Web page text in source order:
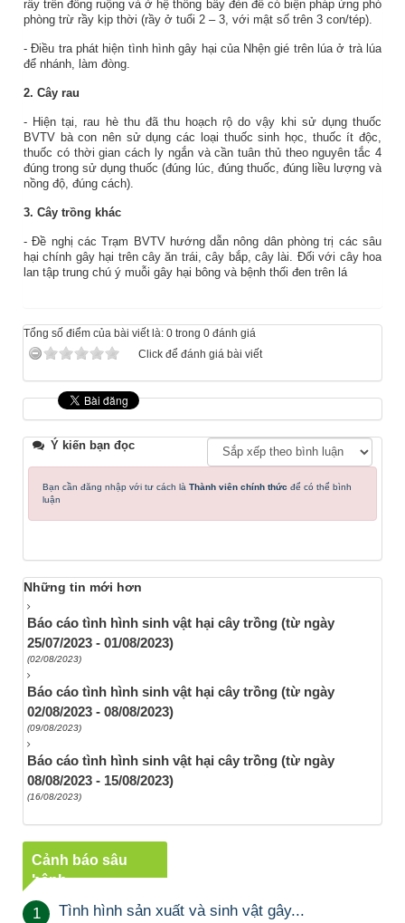
rầy trên đồng ruộng và ở hệ thống bẫy đèn để có biện pháp ứng phó
phòng trừ rầy kịp thời (rầy ở tuổi 2 – 3, với mật số trên 3 con/tép).
- Điều tra phát hiện tình hình gây hại của Nhện gié trên lúa ở trà lúa
để nhánh, làm đòng.
2. Cây rau
- Hiện tại, rau hè thu đã thu hoạch rộ do vậy khi sử dụng thuốc
BVTV bà con nên sử dụng các loại thuốc sinh học, thuốc ít độc,
thuốc có thời gian cách ly ngắn và cần tuân thủ theo nguyên tắc 4
đúng trong sử dụng thuốc (đúng lúc, đúng thuốc, đúng liều lượng và
nồng độ, đúng cách).
3. Cây trồng khác
- Đề nghị các Trạm BVTV hướng dẫn nông dân phòng trị các sâu
hại chính gây hại trên cây ăn trái, cây bắp, cây lài. Đối với cây hoa
lan tập trung chú ý muỗi gây hại bông và bệnh thối đen trên lá
Tổng số điểm của bài viết là: 0 trong 0 đánh giá
Click để đánh giá bài viết
Ý kiến bạn đọc
Bạn cần đăng nhập với tư cách là Thành viên chính thức để có thể bình
luận
Những tin mới hơn
Báo cáo tình hình sinh vật hại cây trồng (từ ngày
25/07/2023 - 01/08/2023)
(02/08/2023)
Báo cáo tình hình sinh vật hại cây trồng (từ ngày
02/08/2023 - 08/08/2023)
(09/08/2023)
Báo cáo tình hình sinh vật hại cây trồng (từ ngày
08/08/2023 - 15/08/2023)
(16/08/2023)
Cảnh báo sâu
bệnh
1 Tình hình sản xuất và sinh vật gây...